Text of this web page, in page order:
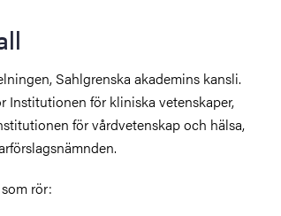
Sahlgrenska akademins kansli.
Institutionen för kliniska vetenskaper,
för vårdvetenskap och hälsa,
rör: